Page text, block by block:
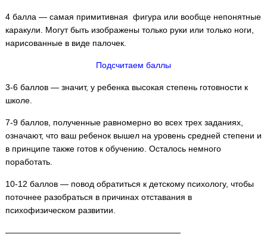
4 балла — самая примитивная фигура или вообще непонятные
каракули. Могут быть изображены только руки или только ноги,
нарисованные в виде палочек.
Подсчитаем баллы
3-6 баллов — значит, у ребенка высокая степень готовности к
школе.
7-9 баллов, полученные равномерно во всех трех заданиях,
означают, что ваш ребенок вышел на уровень средней степени и
в принципе также готов к обучению. Осталось немного
поработать.
10-12 баллов — повод обратиться к детскому психологу, чтобы
поточнее разобраться в причинах отставания в
психофизическом развитии.